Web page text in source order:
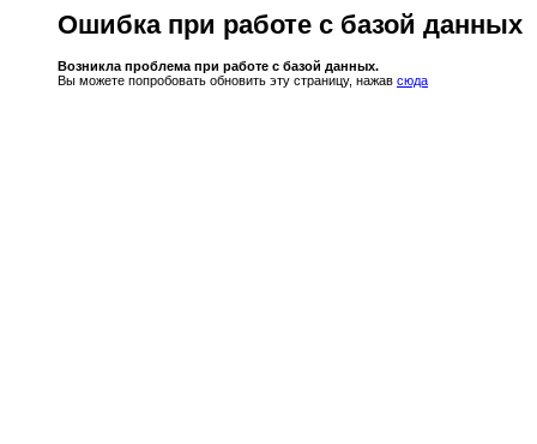
Ошибка при работе с базой данных
Возникла проблема при работе с базой данных.
Вы можете попробовать обновить эту страницу, нажав сюда